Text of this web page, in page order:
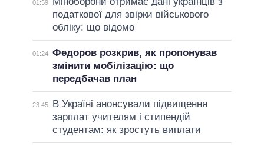
01:59
податкової для звірки військового
обліку: що відомо
01:24 Федоров розкрив, як пропонував
змінити мобілізацію: що
передбачав план
23:45
В Україні анонсували підвищення
зарплат учителям і стипендій
студентам: як зростуть виплати